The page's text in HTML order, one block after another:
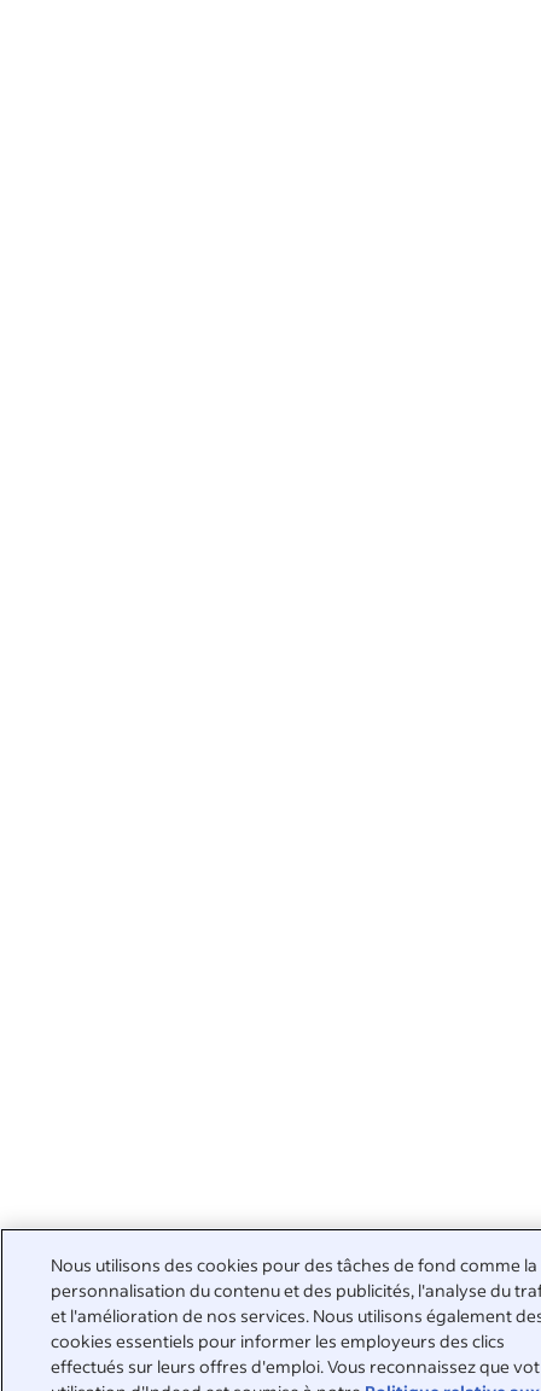
Nous utilisons des cookies pour des tâches de fond comme la
personnalisation du contenu et des publicités, l'analyse du
et l'amélioration de nos services. Nous utilisons également
cookies essentiels pour informer les employeurs des clics
effectués sur leurs offres d'emploi. Vous reconnaissez que